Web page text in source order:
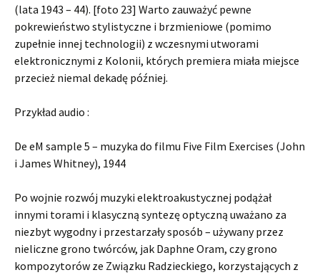
(lata 1943 – 44). [foto 23] Warto zauważyć pewne
pokrewieństwo stylistyczne i brzmieniowe (pomimo
zupełnie innej technologii) z wczesnymi utworami
elektronicznymi z Kolonii, których premiera miała miejsce
przecież niemal dekadę później.
Przykład audio :
De eM sample 5 – muzyka do filmu Five Film Exercises (John
i James Whitney), 1944
Po wojnie rozwój muzyki elektroakustycznej podążał
innymi torami i klasyczną syntezę optyczną uważano za
niezbyt wygodny i przestarzały sposób – używany przez
nieliczne grono twórców, jak Daphne Oram, czy grono
kompozytorów ze Związku Radzieckiego, korzystających z